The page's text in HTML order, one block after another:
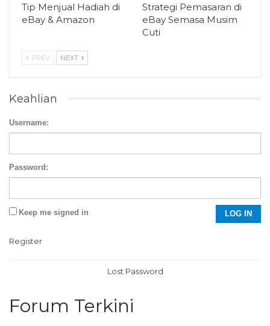
Tip Menjual Hadiah di
eBay & Amazon
Strategi Pemasaran di
eBay Semasa Musim
Cuti
PREV NEXT
Keahlian
Username:
Password:
Keep me signed in LOG IN
Register
Lost Password
Forum Terkini